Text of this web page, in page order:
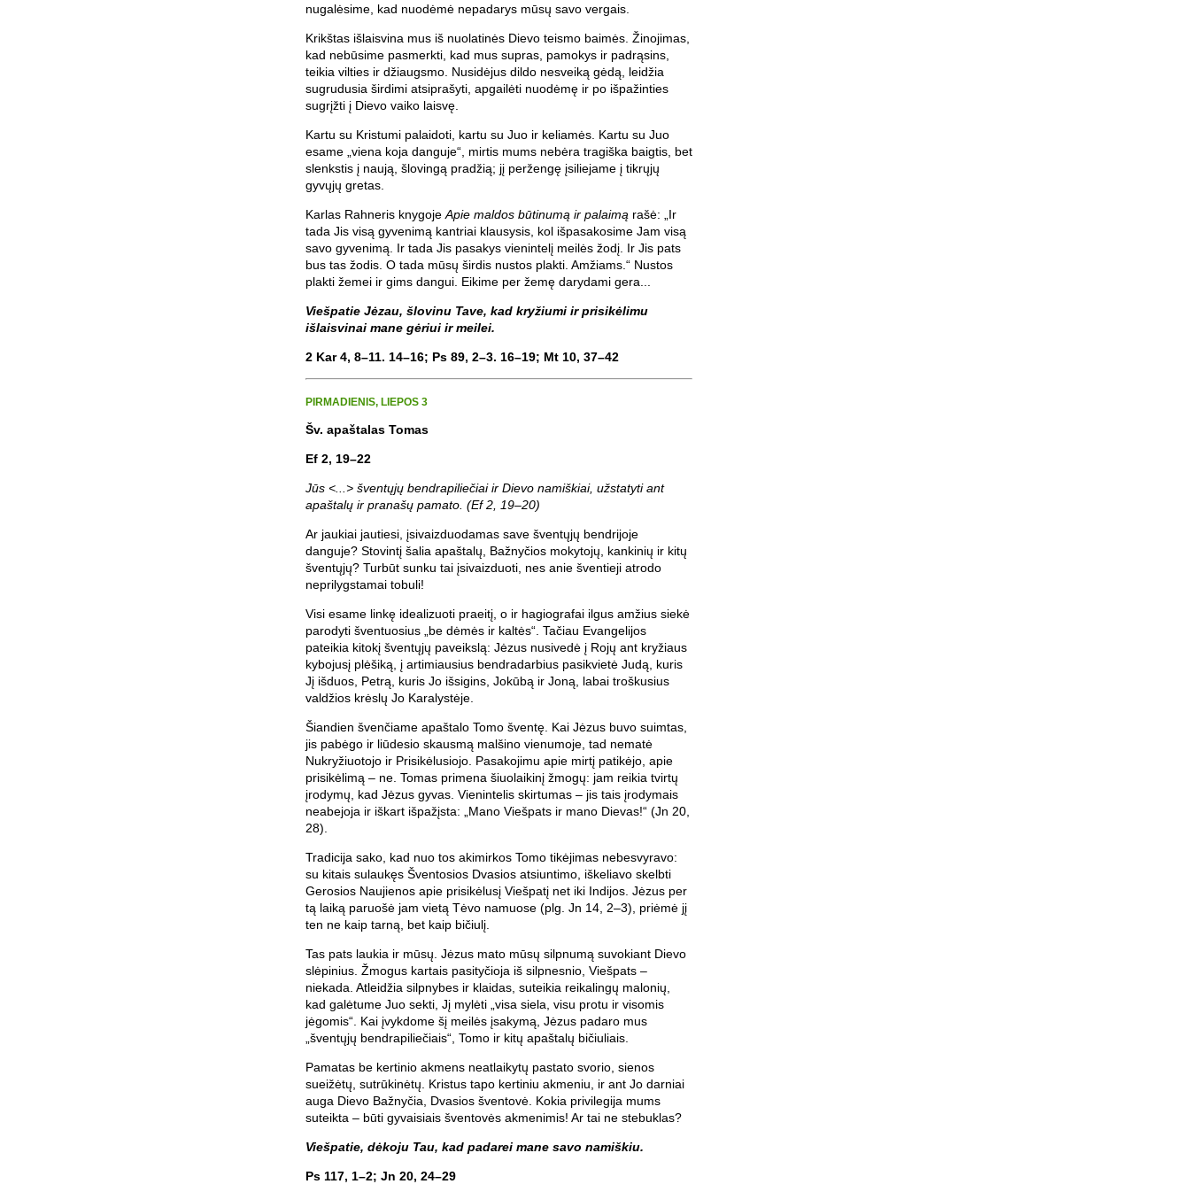
nugalėsime, kad nuodėmė nepadarys mūsų savo vergais.
Krikštas išlaisvina mus iš nuolatinės Dievo teismo baimės. Žinojimas,
kad nebūsime pasmerkti, kad mus supras, pamokys ir padrąsins,
teikia vilties ir džiaugsmo. Nusidėjus dildo nesveiką gėdą, leidžia
sugrudusia širdimi atsiprašyti, apgailėti nuodėmę ir po išpažinties
sugrįžti į Dievo vaiko laisvę.
Kartu su Kristumi palaidoti, kartu su Juo ir keliamės. Kartu su Juo
esame „viena koja danguje“, mirtis mums nebėra tragiška baigtis, bet
slenkstis į naują, šlovingą pradžią; jį peržengę įsiliejame į tikrųjų
gyvųjų gretas.
Karlas Rahneris knygoje Apie maldos būtinumą ir palaimą rašė: „Ir
tada Jis visą gyvenimą kantriai klausysis, kol išpasakosime Jam visą
savo gyvenimą. Ir tada Jis pasakys vienintelį meilės žodį. Ir Jis pats
bus tas žodis. O tada mūsų širdis nustos plakti. Amžiams.“ Nustos
plakti žemei ir gims dangui. Eikime per žemę darydami gera...
Viešpatie Jėzau, šlovinu Tave, kad kryžiumi ir prisikėlimu
išlaisvinai mane gėriui ir meilei.
2 Kar 4, 8–11. 14–16; Ps 89, 2–3. 16–19; Mt 10, 37–42
PIRMADIENIS, LIEPOS 3
Šv. apaštalas Tomas
Ef 2, 19–22
Jūs <...> šventųjų bendrapiliečiai ir Dievo namiškiai, užstatyti ant
apaštalų ir pranašų pamato. (Ef 2, 19–20)
Ar jaukiai jautiesi, įsivaizduodamas save šventųjų bendrijoje
danguje? Stovintį šalia apaštalų, Bažnyčios mokytojų, kankinių ir kitų
šventųjų? Turbūt sunku tai įsivaizduoti, nes anie šventieji atrodo
neprilygstamai tobuli!
Visi esame linkę idealizuoti praeitį, o ir hagiografai ilgus amžius siekė
parodyti šventuosius „be dėmės ir kaltės“. Tačiau Evangelijos
pateikia kitokį šventųjų paveikslą: Jėzus nusivedė į Rojų ant kryžiaus
kybojusį plėšiką, į artimiausius bendradarbius pasikvietė Judą, kuris
Jį išduos, Petrą, kuris Jo išsigins, Jokūbą ir Joną, labai troškusius
valdžios krėslų Jo Karalystėje.
Šiandien švenčiame apaštalo Tomo šventę. Kai Jėzus buvo suimtas,
jis pabėgo ir liūdesio skausmą malšino vienumoje, tad nematė
Nukryžiuotojo ir Prisikėlusiojo. Pasakojimu apie mirtį patikėjo, apie
prisikėlimą – ne. Tomas primena šiuolaikinį žmogų: jam reikia tvirtų
įrodymų, kad Jėzus gyvas. Vienintelis skirtumas – jis tais įrodymais
neabejoja ir iškart išpažįsta: „Mano Viešpats ir mano Dievas!“ (Jn 20,
28).
Tradicija sako, kad nuo tos akimirkos Tomo tikėjimas nebesvyravo:
su kitais sulaukęs Šventosios Dvasios atsiuntimo, iškeliavo skelbti
Gerosios Naujienos apie prisikėlusį Viešpatį net iki Indijos. Jėzus per
tą laiką paruošė jam vietą Tėvo namuose (plg. Jn 14, 2–3), priėmė jį
ten ne kaip tarną, bet kaip bičiulį.
Tas pats laukia ir mūsų. Jėzus mato mūsų silpnumą suvokiant Dievo
slėpinius. Žmogus kartais pasityčioja iš silpnesnio, Viešpats –
niekada. Atleidžia silpnybes ir klaidas, suteikia reikalingų malonių,
kad galėtume Juo sekti, Jį mylėti „visa siela, visu protu ir visomis
jėgomis“. Kai įvykdome šį meilės įsakymą, Jėzus padaro mus
„šventųjų bendrapiliečiais“, Tomo ir kitų apaštalų bičiuliais.
Pamatas be kertinio akmens neatlaikytų pastato svorio, sienos
sueižėtų, sutrūkinėtų. Kristus tapo kertiniu akmeniu, ir ant Jo darniai
auga Dievo Bažnyčia, Dvasios šventovė. Kokia privilegija mums
suteikta – būti gyvaisiais šventovės akmenimis! Ar tai ne stebuklas?
Viešpatie, dėkoju Tau, kad padarei mane savo namiškiu.
Ps 117, 1–2; Jn 20, 24–29